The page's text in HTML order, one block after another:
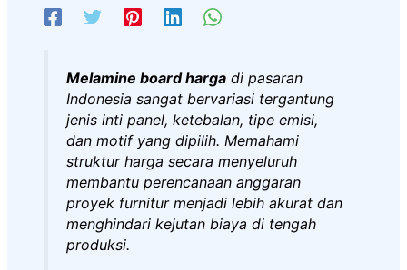
Melamine board hargadi pasaran
Indonesia sangat bervariasi tergantung
jenis inti panel, ketebalan, tipe emisi,
dan motif yang dipilih. Memahami
struktur harga secara menyeluruh
membantu perencanaan anggaran
proyek furnitur menjadi lebih akurat dan
menghindari kejutan biaya di tengah
produksi.